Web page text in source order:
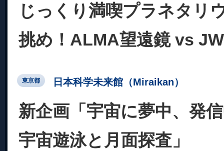
じっくり満喫プラネタリ
挑め！ALMA望遠鏡 vs
東京都 日本科学未来館（Miraikan）
新企画「宇宙に夢中、発
宇宙遊泳と月面探査」